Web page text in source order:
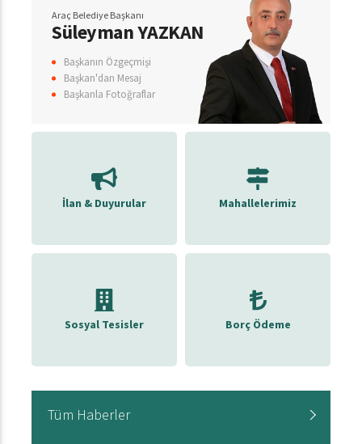
Araç Belediye Başkanı
Süleyman YAZKAN
Başkanın Özgeçmişi
Başkan'dan Mesaj
Başkanla Fotoğraflar
İlan & Duyurular Mahallelerimiz
Sosyal Tesisler Borç Ödeme
Tüm Haberler